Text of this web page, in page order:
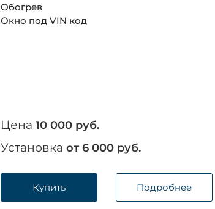
Обогрев
Окно под VIN код
Цена 10 000 руб.
Установка от 6 000 руб.
Купить Подробнее